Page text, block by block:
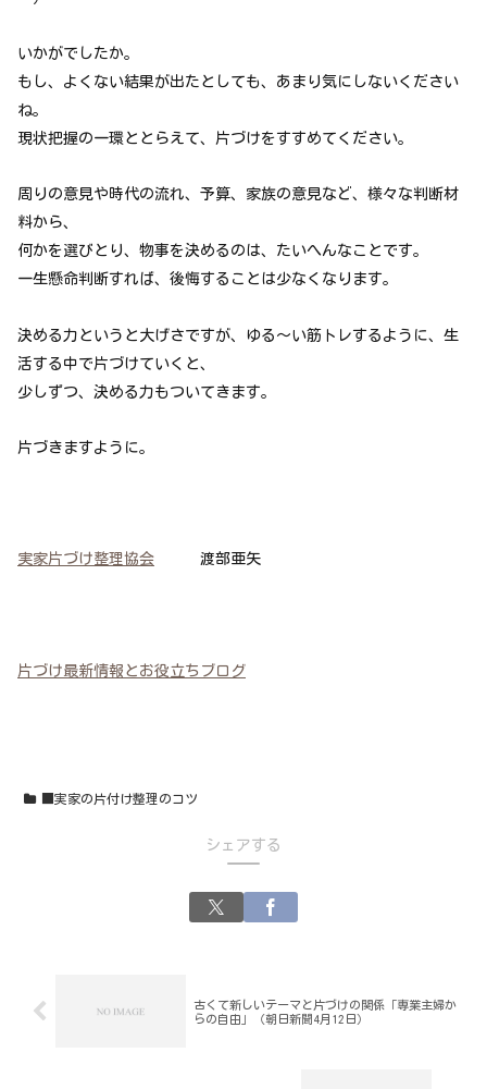
いかがでしたか。
もし、よくない結果が出たとしても、あまり気にしないください
ね。
現状把握の一環ととらえて、片づけをすすめてください。
周りの意見や時代の流れ、予算、家族の意見など、様々な判断材
料から、
何かを選びとり、物事を決めるのは、たいへんなことです。
一生懸命判断すれば、後悔することは少なくなります。
決める力というと大げさですが、ゆる～い筋トレするように、生
活する中で片づけていくと、
少しずつ、決める力もついてきます。
片づきますように。
実家片づけ整理協会 渡部亜矢
片づけ最新情報とお役立ちブログ
■実家の片付け整理のコツ
シェアする
古くて新しいテーマと片づけの関係「専業主婦か
らの自由」（朝日新聞4月12日）